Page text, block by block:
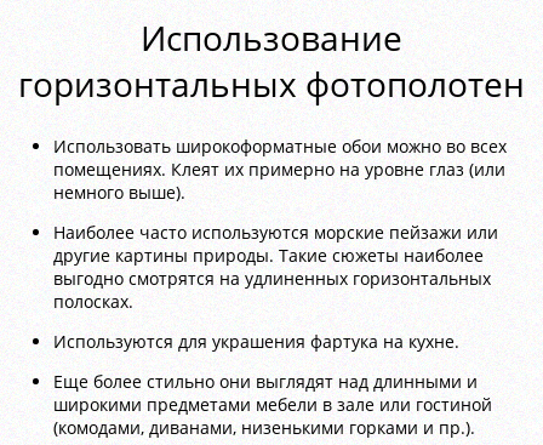
Использование
горизонтальных фотополотен
Использовать широкоформатные обои можно во всех
помещениях. Клеят их примерно на уровне глаз (или
немного выше).
Наиболее часто используются морские пейзажи или
другие картины природы. Такие сюжеты наиболее
выгодно смотрятся на удлиненных горизонтальных
полосках.
Используются для украшения фартука на кухне.
Еще более стильно они выглядят над длинными и
широкими предметами мебели в зале или гостиной
(комодами, диванами, низенькими горками и пр.).